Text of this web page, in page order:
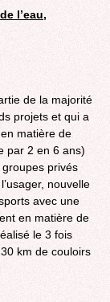
l’eau,
de la majorité
projets et qui a
matière de
par 2 en 6 ans)
privés
nouvelle
avec une
en matière de
le 3 fois
km de couloirs